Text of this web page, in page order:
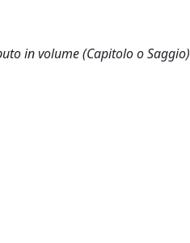
in volume (Capitolo o Saggio)